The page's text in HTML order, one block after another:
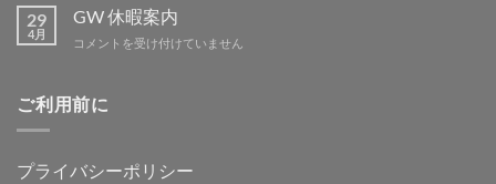
ー
テ
ィ
IN
29
4月
GW 休暇案内
GW
案
内
コメントを受け付けていません
ご利用前に
プライバシーポリシー